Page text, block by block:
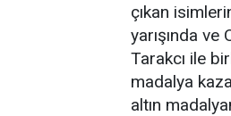
çıkan
yarışında ve
Tarakcı ile
madalya
altın